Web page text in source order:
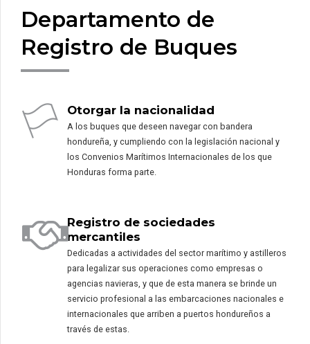
Departamento de
Registro de Buques
Otorgar la nacionalidad
A los buques que deseen navegar con bandera
hondureña, y cumpliendo con la legislación nacional y
los Convenios Marítimos Internacionales de los que
Honduras forma parte.
Registro de sociedades
mercantiles
Dedicadas a actividades del sector marítimo y astilleros
para legalizar sus operaciones como empresas o
agencias navieras, y que de esta manera se brinde un
servicio profesional a las embarcaciones nacionales e
internacionales que arriben a puertos hondureños a
través de estas.